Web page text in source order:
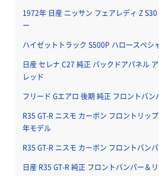
1972年 日産 ニッサン フェアレディ Z
ー
ハイゼットトラック S500P ハロースペシ
日産 セレナ C27 純正 バックドアパネル
レッド
フリード Gエアロ 後期 純正 フロントバン
R35 GT-R ニスモ カーボン フロントリッ
年モデル
R35 GT-R ニスモ カーボン フロントバン
日産 R35 GT-R 純正 フロントバンパー＆